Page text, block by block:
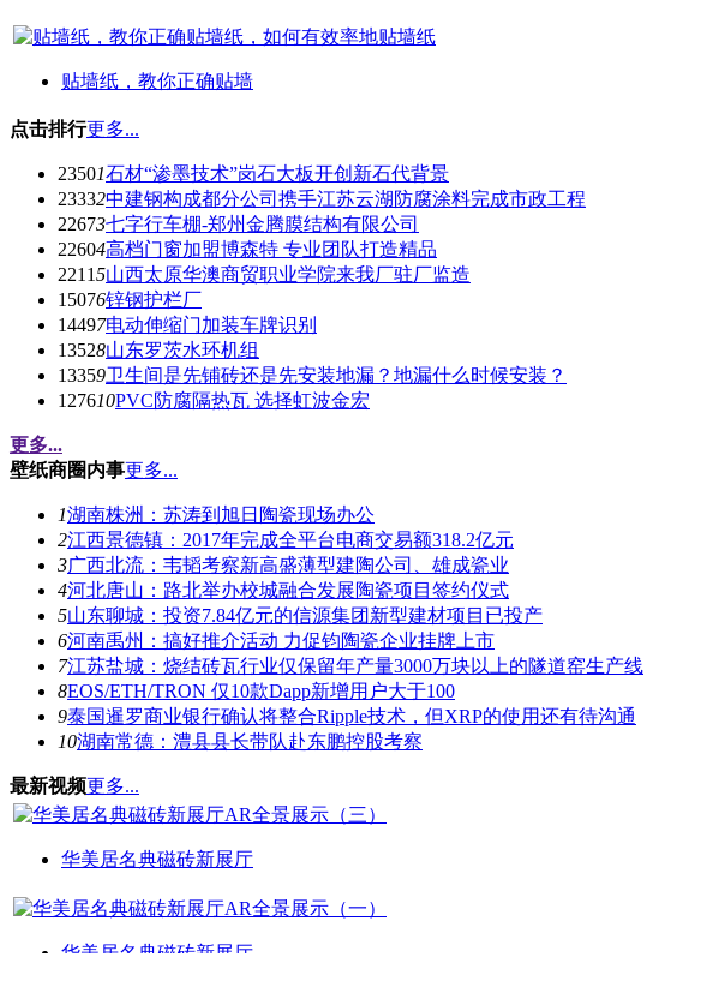
贴墙纸，教你正确贴墙
点击排行更多...
23501石材“渗墨技术”岗石大板开创新石代背景
23332中建钢构成都分公司携手江苏云湖防腐涂料完成市政工程
22673七字行车棚-郑州金腾膜结构有限公司
22604高档门窗加盟博森特 专业团队打造精品
22115山西太原华澳商贸职业学院来我厂驻厂监造
15076锌钢护栏厂
14497电动伸缩门加装车牌识别
13528山东罗茨水环机组
13359卫生间是先铺砖还是先安装地漏？地漏什么时候安装？
127610PVC防腐隔热瓦 选择虹波金宏
更多...
壁纸商圈内事更多...
1湖南株洲：苏涛到旭日陶瓷现场办公
2江西景德镇：2017年完成全平台电商交易额318.2亿元
3广西北流：韦韬考察新高盛薄型建陶公司、雄成瓷业
4河北唐山：路北举办校城融合发展陶瓷项目签约仪式
5山东聊城：投资7.84亿元的信源集团新型建材项目已投产
6河南禹州：搞好推介活动 力促钧陶瓷企业挂牌上市
7江苏盐城：烧结砖瓦行业仅保留年产量3000万块以上的隧道窑生产线
8EOS/ETH/TRON 仅10款Dapp新增用户大于100
9泰国暹罗商业银行确认将整合Ripple技术，但XRP的使用还有待沟通
10湖南常德：澧县县长带队赴东鹏控股考察
最新视频更多...
华美居名典磁砖新展厅
华美居名典磁砖新展厅